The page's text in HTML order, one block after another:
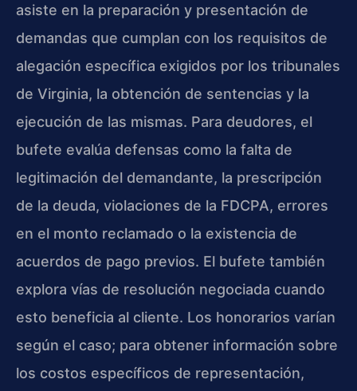
asiste en la preparación y presentación de
demandas que cumplan con los requisitos de
alegación específica exigidos por los tribunales
de Virginia, la obtención de sentencias y la
ejecución de las mismas. Para deudores, el
bufete evalúa defensas como la falta de
legitimación del demandante, la prescripción
de la deuda, violaciones de la FDCPA, errores
en el monto reclamado o la existencia de
acuerdos de pago previos. El bufete también
explora vías de resolución negociada cuando
esto beneficia al cliente. Los honorarios varían
según el caso; para obtener información sobre
los costos específicos de representación,